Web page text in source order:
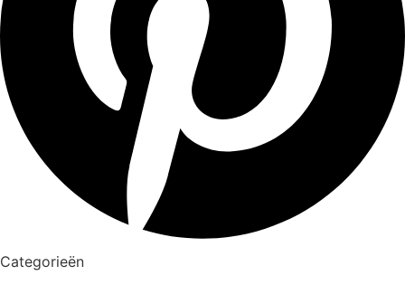
Categorieën